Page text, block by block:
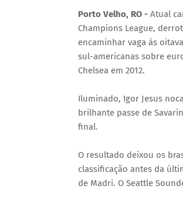
Porto Velho, RO - Atual
Champions League,
encaminhar vaga às
sul-americanas sobre
Chelsea em 2012.
Iluminado, Igor Jesus
brilhante passe de
final.
O resultado deixou os
classificação antes da
de Madri. O Seattle